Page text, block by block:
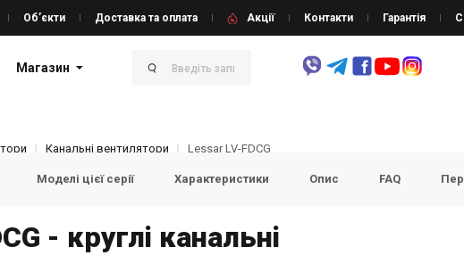
Об’єкти Доставка та оплата Акції Контакти Гарантія
Магазин
Канальні вентилятори Lessar LV-FDCG
Моделі цієї серії Характеристики Опис FAQ
- круглі канальні